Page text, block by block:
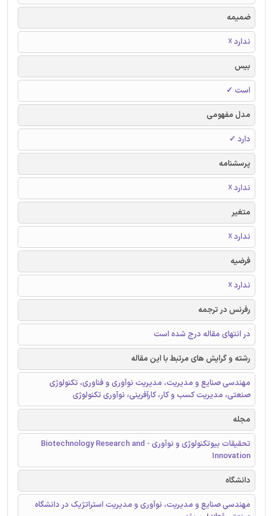
ضمیمه
ندارد ☓
بیس
است ✓
مدل مفهومی
دارد ✓
پرسشنامه
ندارد ☓
متغیر
ندارد ☓
فرضیه
ندارد ☓
رفرنس در ترجمه
در انتهای مقاله درج شده است
رشته و گرایش های مرتبط با این مقاله
مهندسی صنایع و مدیریت، مدیریت نوآوری و فناوری، تکنولوژی
صنعتی، مدیریت کسب و کار، کارآفرینی، نوآوری تکنولوژی
مجله
تحقیقات بیوتکنولوژی و نوآوری - Biotechnology Research and
Innovation
دانشگاه
مهندسی صنایع و مدیریت، نوآوری و مدیریت استراتژیک در دانشگاه